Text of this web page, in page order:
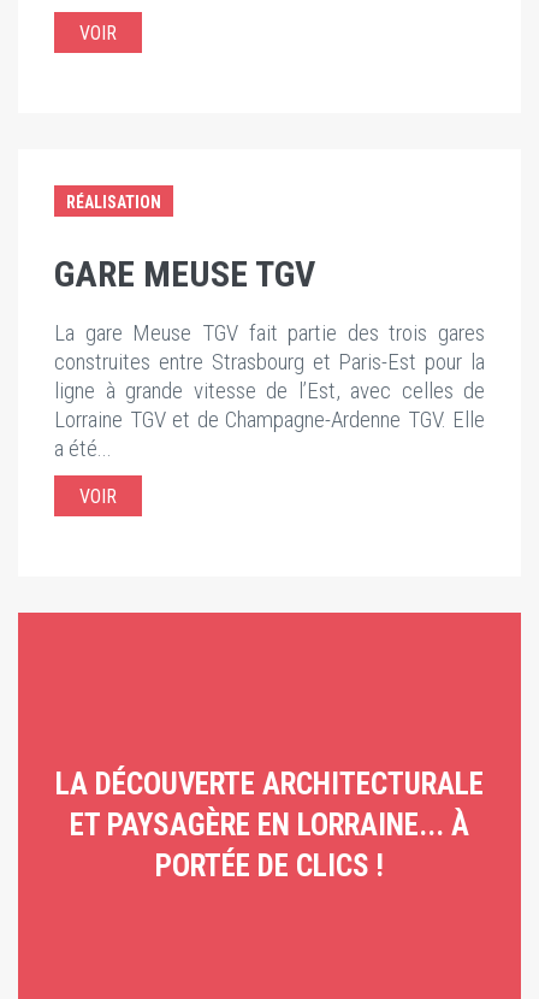
VOIR
RÉALISATION
GARE MEUSE TGV
La gare Meuse TGV fait partie des trois gares
construites entre Strasbourg et Paris-Est pour la
ligne à grande vitesse de l’Est, avec celles de
Lorraine TGV et de Champagne-Ardenne TGV. Elle
a été...
VOIR
LA DÉCOUVERTE ARCHITECTURALE
ET PAYSAGÈRE EN LORRAINE... À
PORTÉE DE CLICS !